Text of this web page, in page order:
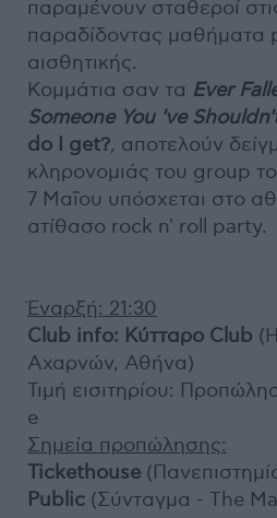
παραμένουν σταθεροί
παραδίδοντας μαθήματα
αισθητικής.
Κομμάτια σαν τα Ever
Someone You 've
do I get?, αποτελούν
κληρονομιάς του group
7 Μαΐου υπόσχεται στο
ατίθασο rock n' roll party.
Έναρξή: 21:30
Club info: Κύτταρο Club
Αχαρνών, Αθήνα)
Τιμή εισιτηρίου:
e
Σημεία προπώλησης:
Tickethouse
Public (Σύνταγμα - The